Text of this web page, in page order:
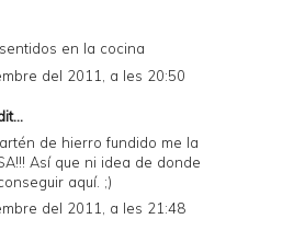
en la cocina
del 2011, a les 20:50
de hierro fundido me la
Así que ni idea de donde
aquí. ;)
del 2011, a les 21:48